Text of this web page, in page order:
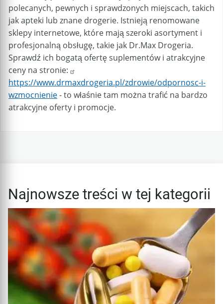
polecanych, pewnych i sprawdzonych miejscach, takich
jak apteki lub znane drogerie. Istnieją renomowane
sklepy internetowe, które mają szeroki asortyment i
profesjonalną obsługę, takie jak Dr.Max Drogeria.
Sprawdź ich bogatą ofertę suplementów i atrakcyjne
ceny na stronie:
https://www.drmaxdrogeria.pl/zdrowie/odpornosc-i-
wzmocnienie- to właśnie tam można trafić na bardzo
atrakcyjne oferty i promocje.
Najnowsze treści w tej kategorii